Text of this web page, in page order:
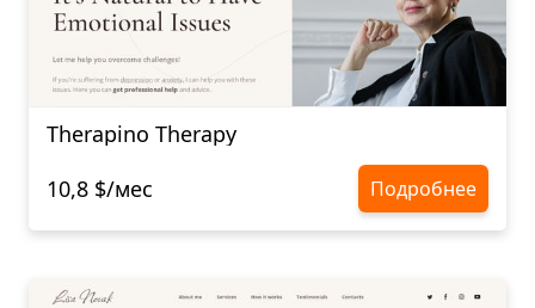
Therapino Therapy
10,8 $/мес
Подробнее